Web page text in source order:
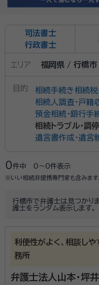
司法書士
行政書士
エリア 福岡県 / 行橋市
目的 相続手続き相続税
相続人調査・戸籍
預金相続・銀行手
相続トラブル・調
遺言書作成・遺言
0件中 0〜0件表示
※いい相続非提携専門家も含みます
行橋市で弁護士は見つかり
護士をランダム表示します。
利便性がよく、相談し
務所
弁護士法人山本・坪